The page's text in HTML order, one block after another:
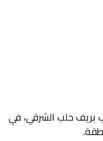
بريف حلب الشرقي، في